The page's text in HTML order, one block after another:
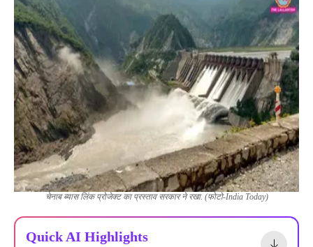
चेनाब ब्यास लिंक प्रोजेक्ट का प्रस्ताव सरकार ने रखा. (फोटो-India Today)
Quick AI Highlights